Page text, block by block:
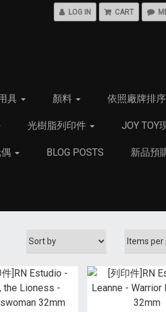
LOG IN CART
具 顏料 依照廠牌排序
光樹脂列印件 JOY TOY
BLOG POSTS 新品預